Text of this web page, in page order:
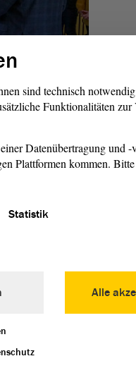
1/6
eines
Anett
die Geschichte
Projekt
Projekt arbeitet
Archivalien und
die
werden
ein
sind technisch
Funktionalitäten
Datenübertragung und -
Plattformen kommen.
Statistik
Alle